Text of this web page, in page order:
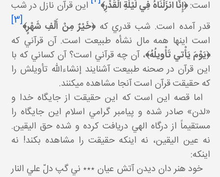
است:﴿إِنَّا انزَلْنَاهُ فِي لَيْلَةِ الْقَدْرِ﴾
اين قرآن نازل در شب
قدر آمده است. شب قدري که﴿ خَيْرٌ مِنْ أَلْفِ شَهْرٍ﴾[3]
است اينها همه مال نشأه طبيعت است. آن قرآني که
﴿يَوْمَ يَأْتي‏ تَأْويلُهُ﴾، آن چه قرآني است؟ آن کساني که با
اين قرآن در صحنه طبيعت آشنايند إن شاءالله تأويلش را
که حقيقت قرآن است آنجا مشاهده مي کنند.
اما قصه اين است که اين حقيقت از جايگاه خدا و
«لدن» صادر شده و پيامبر گرامي اسلام اين جايگاه را
مستقيماً از درگاه الهي دريافت کرده و شده حق اليقين.
نه عين اليقين، نه اينکه حقيقت را مشاهده بکند! نه
اينکه:
خود هنر دان ديدن آتش عيان ٭٭٭ ني گپ دلّ علي النار